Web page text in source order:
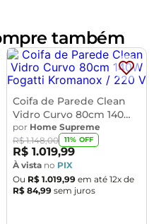
Instalação apenas
não aceita
de coifa para instalar
de ilha, e colocar a
a voltagem
compra Características
Filtro interno de carvão
em alumínio e lavável
3 velocidades
Led Sucção 550 m³h No
que não deixa marcas
acompanha a coifa
também
Coifa de Parede Clean
Vidro Curvo 80cm 140W
Fogatti
por Home Supreme
R$ 1.148,00 11% OFF
R$ 1.019,99
À vista no PIX
Ou R$ 1.019,99 em até 12x de
R$ 84,99 sem juros